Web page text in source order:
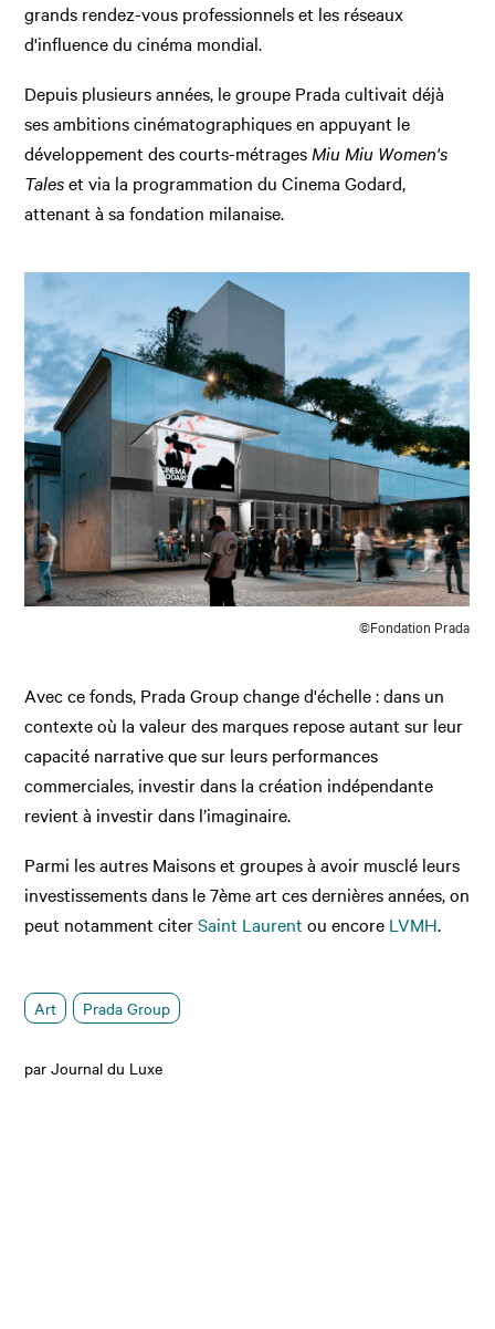
grands rendez-vous professionnels et les réseaux
d'influence du cinéma mondial.
Depuis plusieurs années, le groupe Prada cultivait déjà
ses ambitions cinématographiques en appuyant le
développement des courts-métrages Miu Miu Women's
Taleset via la programmation du Cinema Godard,
attenant à sa fondation milanaise.
©Fondation Prada
Avec ce fonds, Prada Group change d'échelle : dans un
contexte où la valeur des marques repose autant sur leur
capacité narrative que sur leurs performances
commerciales, investir dans la création indépendante
revient à investir dans l’imaginaire.
Parmi les autres Maisons et groupes à avoir musclé leurs
investissements dans le 7ème art ces dernières années, on
peut notamment citerSaint Laurent ou encore LVMH.
Art Prada Group
par Journal du Luxe